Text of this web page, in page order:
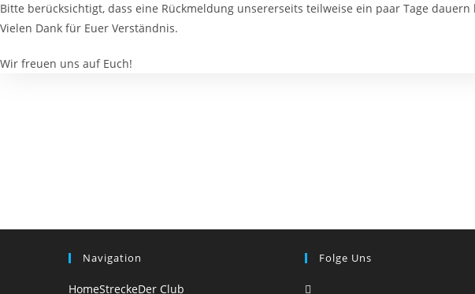
Bitte berücksichtigt, dass eine Rückmeldung unsererseits teilweise ein paar Tage dauern
Vielen Dank für Euer Verständnis.
Wir freuen uns auf Euch!
Navigation
HomeStreckeDer Club
Folge Uns